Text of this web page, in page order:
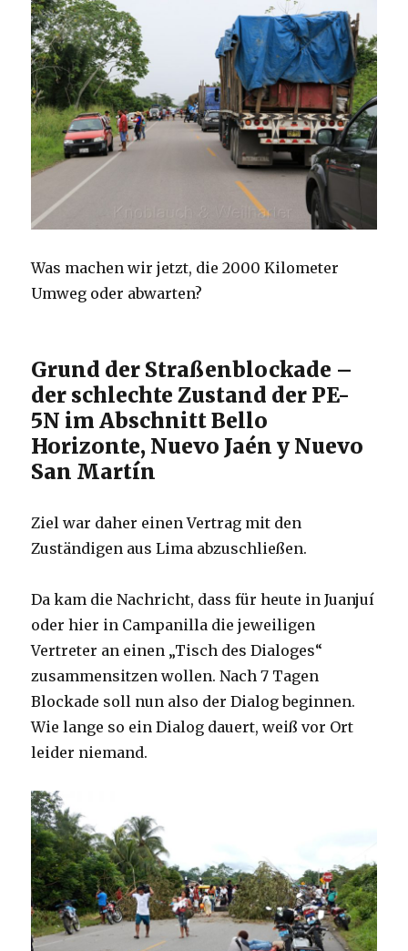
Was machen wir jetzt, die 2000 Kilometer
Umweg oder abwarten?
Grund der Straßenblockade –
der schlechte Zustand der PE-
5N im Abschnitt Bello
Horizonte, Nuevo Jaén y Nuevo
San Martín
Ziel war daher einen Vertrag mit den
Zuständigen aus Lima abzuschließen.
Da kam die Nachricht, dass für heute in Juanjuí
oder hier in Campanilla die jeweiligen
Vertreter an einen „Tisch des Dialoges“
zusammensitzen wollen. Nach 7 Tagen
Blockade soll nun also der Dialog beginnen.
Wie lange so ein Dialog dauert, weiß vor Ort
leider niemand.